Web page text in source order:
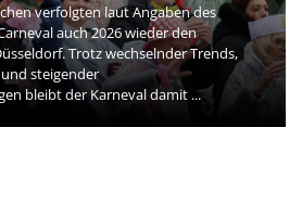
verfolgten laut Angaben des
auch 2026 wieder den
Trotz wechselnder Trends,
steigender
bleibt der Karneval damit ...